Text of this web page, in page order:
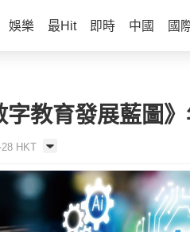
娛樂 最Hit 即時 中國 國
教育發展藍圖
HKT